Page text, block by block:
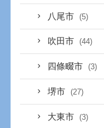
八尾市 (5)
吹田市 (44)
四條畷市 (3)
堺市 (27)
大東市 (3)